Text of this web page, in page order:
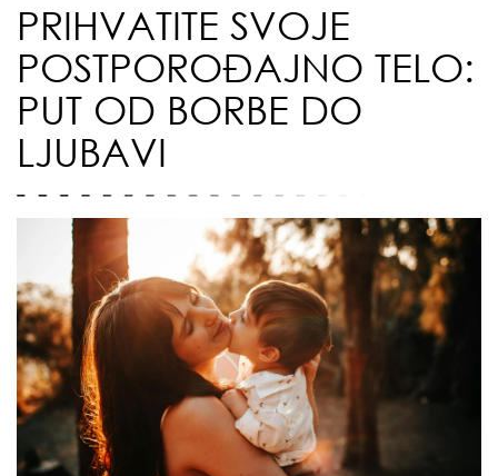
PRIHVATITE SVOJE
POSTPOROĐAJNO TELO:
PUT OD BORBE DO
LJUBAVI